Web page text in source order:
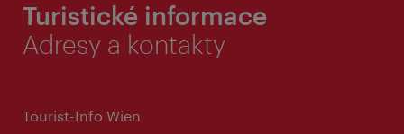
Turistické informace
Adresy a kontakty
Tourist-Info Wien